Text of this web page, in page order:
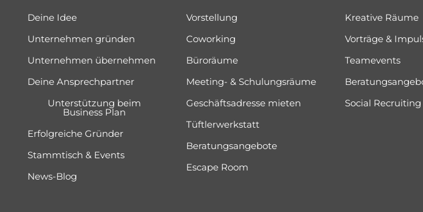
Deine Idee
Unternehmen gründen
Unternehmen übernehmen
Deine Ansprechpartner
Unterstützung beim
Business Plan
Erfolgreiche Gründer
Stammtisch & Events
News-Blog
Vorstellung
Coworking
Büroräume
Meeting- & Schulungsräume
Geschäftsadresse mieten
Tüftlerwerkstatt
Beratungsangebote
Escape Room
Kreative Räume
Vorträge &
Teamevents
Social Recruiting